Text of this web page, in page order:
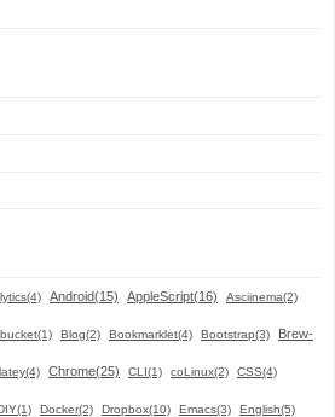
Android(15) AppleScript(16) Asciinema(2)
Blog(2) Bookmarklet(4) Bootstrap(3) Brew-
Chrome(25) CLI(1) coLinux(2) CSS(4)
Docker(2) Dropbox(10) Emacs(3) English(5)